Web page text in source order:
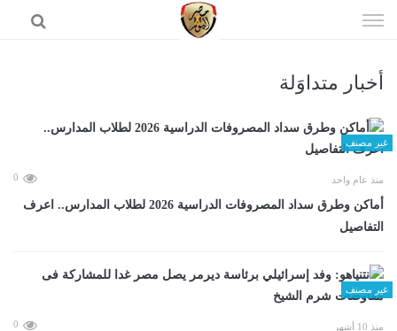
الى
أخبار متداوَلة
غير مصنف
منذ عام واحد 0
أماكن وطرق سداد المصروفات الدراسية 2026 لطلاب المدارس.. اعرف
التفاصيل
غير مصنف
منذ 10 أشهر 0